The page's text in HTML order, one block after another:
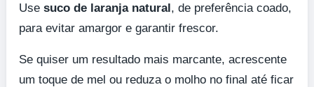
Use suco de laranja natural, de preferência coado,
para evitar amargor e garantir frescor.
Se quiser um resultado mais marcante, acrescente
um toque de mel ou reduza o molho no final até ficar